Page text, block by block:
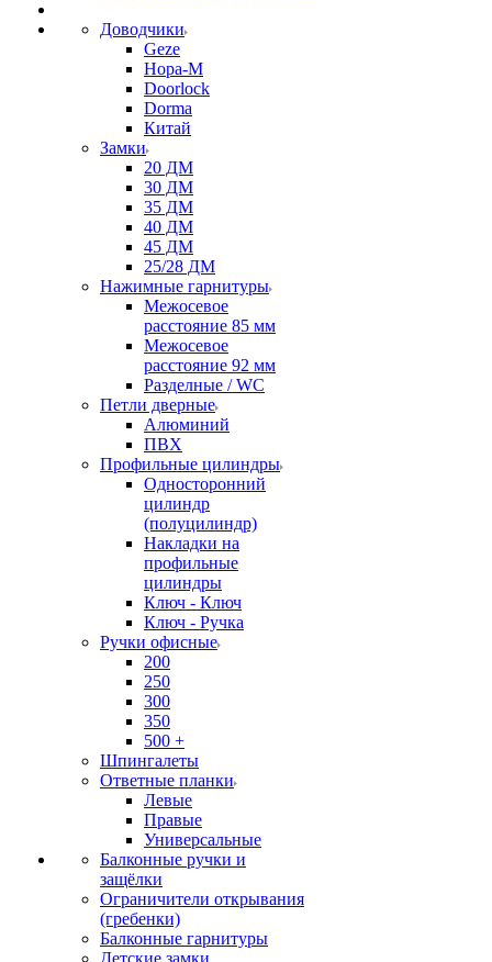
Доводчики
Geze
Нора-М
Doorlock
Dorma
Китай
Замки
20 ДМ
30 ДМ
35 ДМ
40 ДМ
45 ДМ
25/28 ДМ
Нажимные гарнитуры
Межосевое
расстояние 85 мм
Межосевое
расстояние 92 мм
Разделные / WC
Петли дверные
Алюминий
ПВХ
Профильные цилиндры
Односторонний
цилиндр
(полуцилиндр)
Накладки на
профильные
цилиндры
Ключ - Ключ
Ключ - Ручка
Ручки офисные
200
250
300
350
500 +
Шпингалеты
Ответные планки
Левые
Правые
Универсальные
Балконные ручки и
защёлки
Ограничители открывания
(гребенки)
Балконные гарнитуры
Детские замки